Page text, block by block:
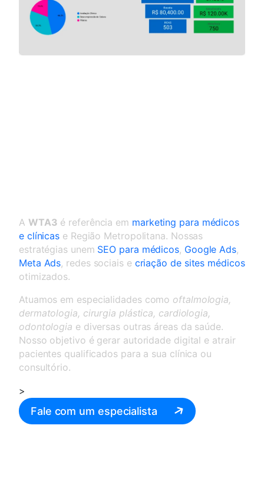
A WTA3 é referência em marketing para médicos
e clínicas e Região Metropolitana. Nossas
estratégias unem SEO para médicos, Google Ads,
Meta Ads, redes sociais e criação de sites médicos
otimizados.
Atuamos em especialidades como oftalmologia,
dermatologia, cirurgia plástica, cardiologia,
odontologia e diversas outras áreas da saúde.
Nosso objetivo é gerar autoridade digital e atrair
pacientes qualificados para a sua clínica ou
consultório.
>
Fale com um especialista